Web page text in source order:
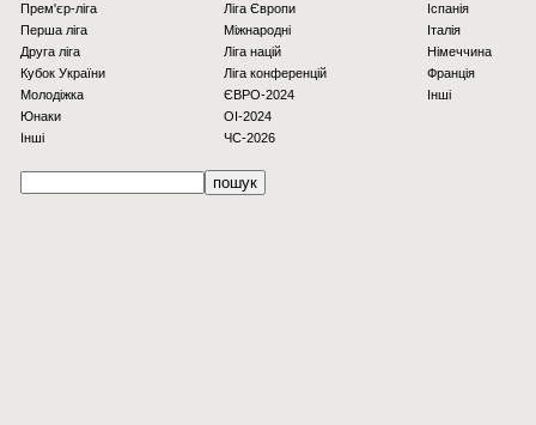
Прем'єр-ліга
Перша ліга
Друга ліга
Кубок України
Молодіжка
Юнаки
Інші
Ліга Європи
Міжнародні
Ліга націй
Ліга конференцій
ЄВРО-2024
OI-2024
ЧС-2026
Іспанія
Італія
Німеччина
Франція
Інші